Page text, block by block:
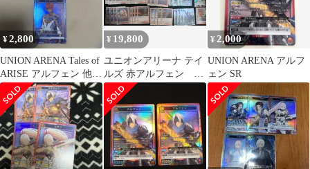
¥2,800
UNION ARENA Tales of
ARISE アルフェン 他2
枚SR
¥ 19,800
ユニオンアリーナ テイ
ルズ 赤アルフェン デ
ッキ
¥ 2,000
UNION ARENA アルフ
ェン SR